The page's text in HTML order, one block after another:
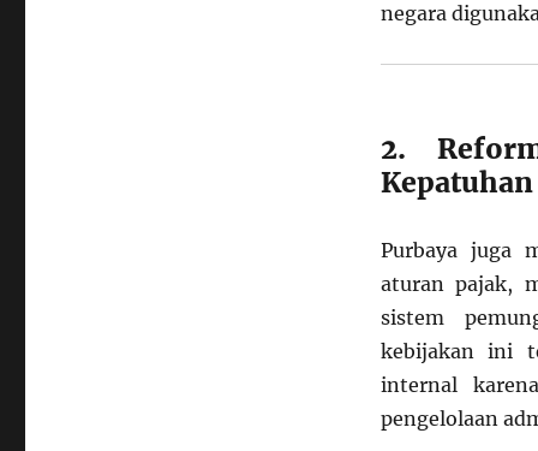
negara
2.
Kepatuhan
Purbaya juga
aturan pajak,
sistem
kebijakan ini
internal
pengelolaan